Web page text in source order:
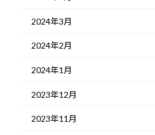
2024年3月
2024年2月
2024年1月
2023年12月
2023年11月